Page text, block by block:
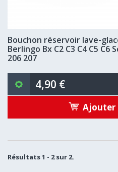
Bouchon réservoir lave-
Berlingo Bx C2 C3 C4 C5 C6
206 207
4,90 €
Ajouter
Résultats 1 - 2 sur 2.